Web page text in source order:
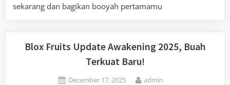
sekarang dan bagikan booyah pertamamu
Blox Fruits Update Awakening 2025, Buah
Terkuat Baru!
Posted
December 17, 2025 By
admin